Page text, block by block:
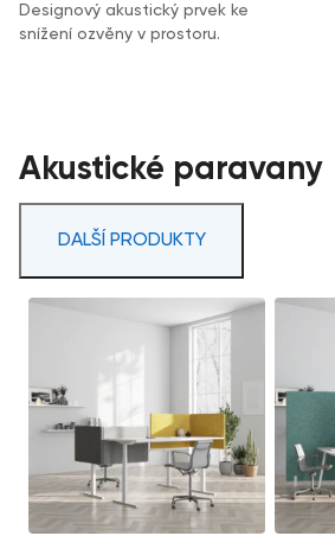
Designový akustický prvek ke
snížení ozvěny v prostoru.
Akustické paravany
DALŠÍ PRODUKTY